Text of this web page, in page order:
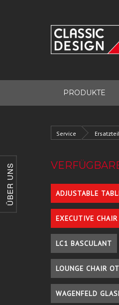
ÜBER UNS
PRODUKTE
Service
ADJUSTABLE
EXECUTIVE CHAIR
LC1 BASCULANT
LOUNGE CHAIR
WAGENFELD